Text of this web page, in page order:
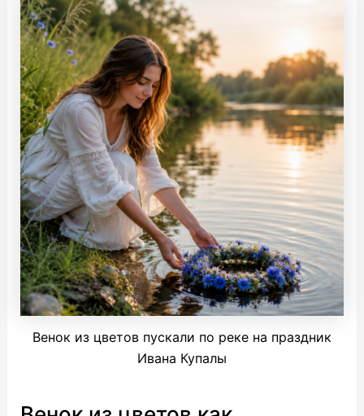
Венок из цветов пускали по реке на праздник
Ивана Купалы